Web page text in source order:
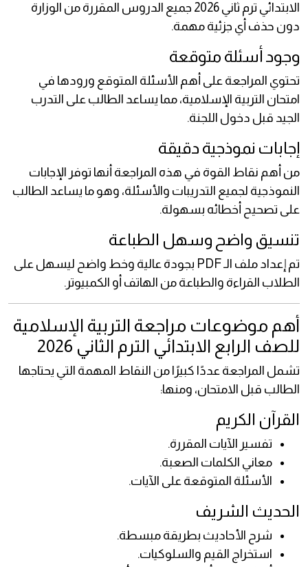
الابتدائي ترم ثاني 2026 جميع الدروس المقررة من الوزارة
دون حذف أي جزئية مهمة.
وجود أسئلة متوقعة
تحتوي المراجعة على أهم الأسئلة المتوقع ورودها في
امتحان التربية الإسلامية، مما يساعد الطالب على التدرب
الجيد قبل دخول اللجنة.
إجابات نموذجية دقيقة
من أهم نقاط القوة في هذه المراجعة أنها توفر الإجابات
النموذجية لجميع التدريبات والأسئلة، وهو ما يساعد الطالب
على تصحيح أخطائه بسهولة.
تنسيق واضح وسهل الطباعة
تم إعداد ملف الـ PDF بجودة عالية وخط واضح ليسهل على
الطلاب القراءة والطباعة من الهاتف أو الكمبيوتر.
أهم موضوعات مراجعة التربية الإسلامية
للصف الرابع الابتدائي الترم الثاني 2026
تشمل المراجعة عددًا كبيرًا من النقاط المهمة التي يحتاجها
الطالب قبل الامتحان، ومنها:
القرآن الكريم
تفسير الآيات المقررة.
معاني الكلمات الصعبة.
الأسئلة المتوقعة على الآيات.
الحديث الشريف
شرح الأحاديث بطريقة مبسطة.
استخراج القيم والسلوكيات.